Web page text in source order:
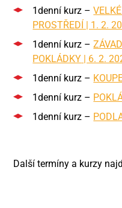
1denní kurz –
PROSTŘEDÍ | 1. 2.
1denní kurz –
POKLÁDKY | 6. 2.
1denní kurz –
1denní kurz –
1denní kurz –
Další termíny a kurzy